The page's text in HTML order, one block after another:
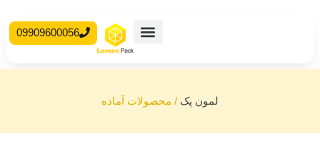
09909600056
لمون پک / محصولات آماده